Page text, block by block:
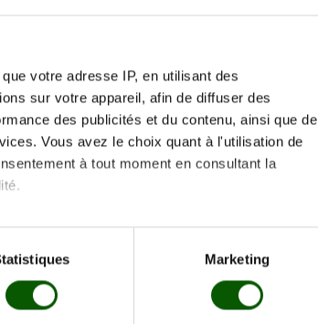
votre adresse IP, en utilisant des
sur votre appareil, afin de diffuser des
des publicités et du contenu, ainsi que de
Vous avez le choix quant à l'utilisation de
à tout moment en consultant la
être précises à plusieurs mètres près
Marketing
04 novembre
Réserver
Réserver